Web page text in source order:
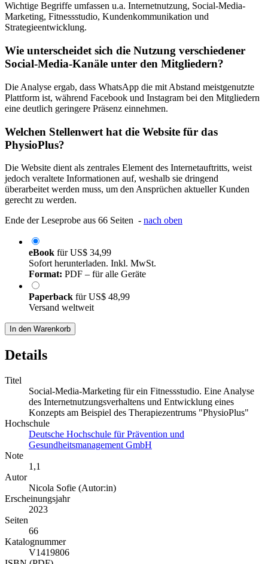
Wichtige Begriffe umfassen u.a. Internetnutzung, Social-Media-
Marketing, Fitnessstudio, Kundenkommunikation und
Strategieentwicklung.
Wie unterscheidet sich die Nutzung verschiedener
Social-Media-Kanäle unter den Mitgliedern?
Die Analyse ergab, dass WhatsApp die mit Abstand meistgenutzte
Plattform ist, während Facebook und Instagram bei den Mitgliedern
eine deutlich geringere Präsenz einnehmen.
Welchen Stellenwert hat die Website für das
PhysioPlus?
Die Website dient als zentrales Element des Internetauftritts, weist
jedoch veraltete Informationen auf, weshalb sie dringend
überarbeitet werden muss, um den Ansprüchen aktueller Kunden
gerecht zu werden.
Ende der Leseprobe aus 66 Seiten - nach oben
eBook fürUS$ 34,99
Sofort herunterladen. Inkl. MwSt.
Format: PDF – für alle Geräte
Paperback fürUS$ 48,99
Versand weltweit
In den Warenkorb
Details
Titel
Social-Media-Marketing für ein Fitnessstudio. Eine Analyse
des Internetnutzungsverhaltens und Entwicklung eines
Konzepts am Beispiel des Therapiezentrums "PhysioPlus"
Hochschule
Deutsche Hochschule für Prävention und
Gesundheitsmanagement GmbH
Note
1,1
Autor
Nicola Sofie (Autor:in)
Erscheinungsjahr
2023
Seiten
66
Katalognummer
V1419806